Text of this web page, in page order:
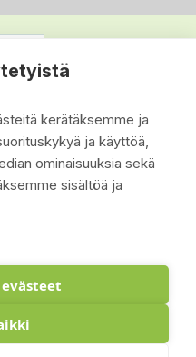
kerätäksemme ja
ja käyttöä,
ominaisuuksia sekä
sisältöä ja